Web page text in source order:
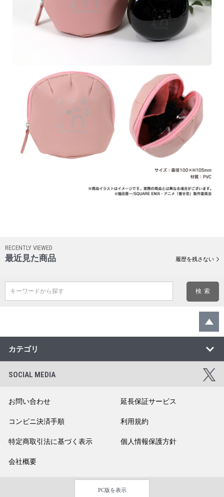
RECENTLY VIEWED
最近見た商品 履歴を残さない
キーワードから探す
カテゴリ
SOCIAL MEDIA
お問い合わせ 延長保証サービス
コンビニ決済手順 利用規約
特定商取引法に基づく表示 個人情報保護方針
会社概要
PC版を表示